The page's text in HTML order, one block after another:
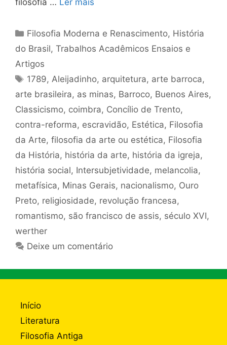
filosofia … Ler mais
Categorias
Filosofia Moderna e Renascimento, História
do Brasil, Trabalhos Acadêmicos Ensaios e
Artigos
Tags
1789,Aleijadinho, arquitetura, arte barroca,
arte brasileira, as minas, Barroco, Buenos Aires,
Classicismo, coimbra, Concílio de Trento,
contra-reforma, escravidão, Estética, Filosofia
da Arte, filosofia da arte ou estética, Filosofia
da História, história da arte, história da igreja,
história social, Intersubjetividade, melancolia,
metafísica, Minas Gerais, nacionalismo, Ouro
Preto, religiosidade, revolução francesa,
romantismo, são francisco de assis, século XVI,
werther
Deixe um comentário
Início
Literatura
Filosofia Antiga